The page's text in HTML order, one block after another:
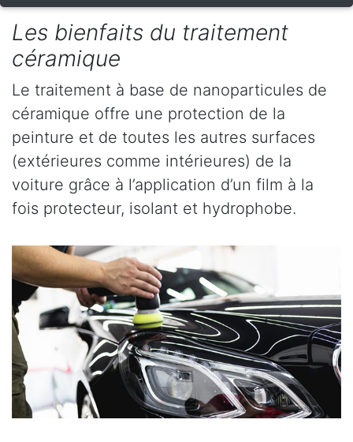
Les bienfaits du traitement
céramique
Le traitement à base de nanoparticules de
céramique offre une protection de la
peinture et de toutes les autres surfaces
(extérieures comme intérieures) de la
voiture grâce à l’application d’un film à la
fois protecteur, isolant et hydrophobe.